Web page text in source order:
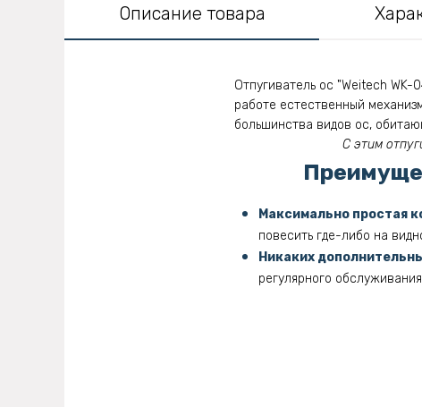
Описание товара
Отпугиватель ос "Weitech
работе естественный
большинства видов ос,
С этим
Максимально простая
повесить где-либо на
Никаких
регулярного